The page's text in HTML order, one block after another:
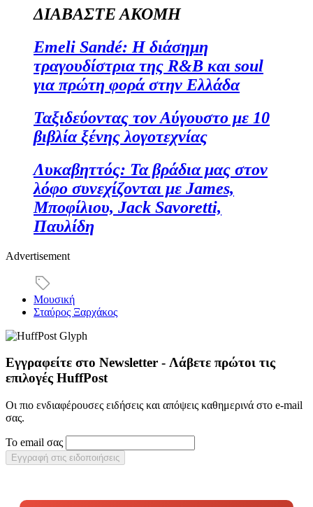
ΔΙΑΒΑΣΤΕ ΑΚΟΜΗ
Emeli Sandé: Η διάσημη
τραγουδίστρια της R&B και soul
για πρώτη φορά στην Ελλάδα
Ταξιδεύοντας τον Αύγουστο με 10
βιβλία ξένης λογοτεχνίας
Λυκαβηττός: Τα βράδια μας στον
λόφο συνεχίζονται με James,
Μποφίλιου, Jack Savoretti,
Παυλίδη
Advertisement
Μουσική
Σταύρος Ξαρχάκος
Εγγραφείτε στο Newsletter - Λάβετε πρώτοι τις
επιλογές HuffPost
Οι πιο ενδιαφέρουσες ειδήσεις και απόψεις καθημερινά στο e-mail
σας.
Το email σας
Εγγραφή στις ειδοποιήσεις